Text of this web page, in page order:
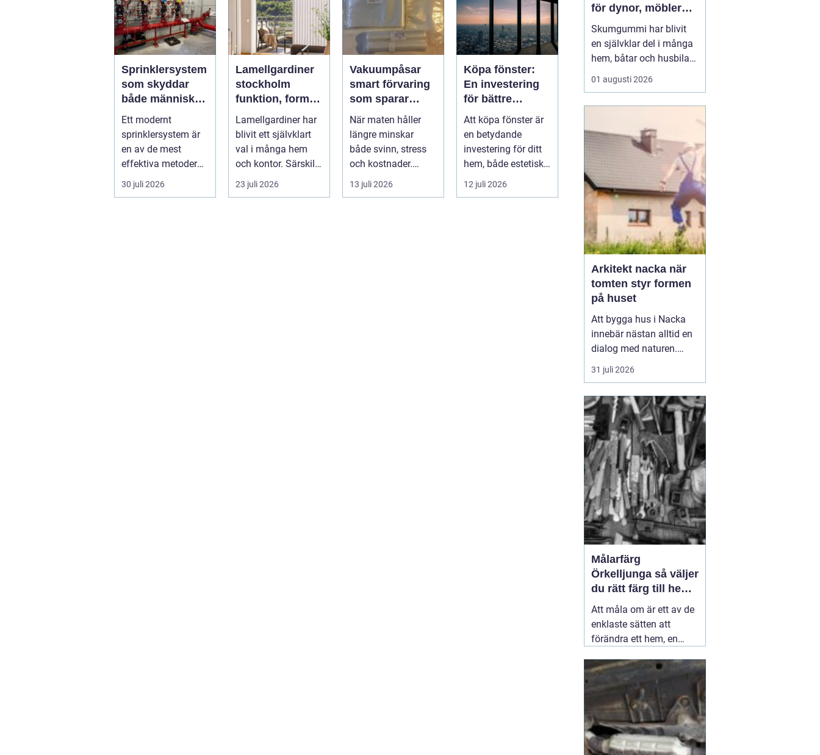
Sprinklersystem
som skyddar
både människor
och verksamhet
Ett modernt
sprinklersystem är
en av de mest
effektiva metoderna
för att begränsa
brandskador.
30 juli 2026
Lamellgardiner
stockholm
funktion, form
och smart
solskydd
Lamellgardiner har
blivit ett självklart
val i många hem
och kontor. Särskilt i
en stad som
Stockhol...
23 juli 2026
Vakuumpåsar
smart förvaring
som sparar
både mat och
pengar
När maten håller
längre minskar
både svinn, stress
och kostnader.
Många hushåll och
mindre företag s...
13 juli 2026
Köpa fönster:
En investering
för bättre
boende
Att köpa fönster är
en betydande
investering för ditt
hem, både estetiskt
12 juli 2026
för dynor, möbler
och
speciallösningar
Skumgummi har blivit
en självklar del i många
hem, båtar och husbilar
runt om i landet. I
Göteborg är intresset
båtkulturen och det
växande intresset för att
klä om och förlänga livet
på befintliga möbler.
När...
01 augusti 2026
Arkitekt nacka när
tomten styr formen
på huset
Att bygga hus i Nacka
innebär nästan alltid en
dialog med naturen.
Berg i dagen, tallar,
nivåskillnader och utsikt
tomt unik. Den som
anlitar Arkitekt Nacka
sökerofta någ...
31 juli 2026
Målarfärg
Örkelljunga så väljer
du rätt färg till hem
och gård
Att måla om är ett av de
enklaste sätten att
förändra ett hem, en
verksamhet. En ny kulör
kan göra ett gammalt
kök ljusare, ge fasaden
nytt liv eller skydda ett
staket mot väder och
vind i många år